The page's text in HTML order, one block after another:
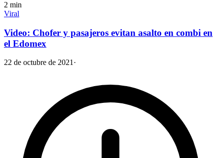
2 min
Viral
Video: Chofer y pasajeros evitan asalto en combi en
el Edomex
22 de octubre de 2021·